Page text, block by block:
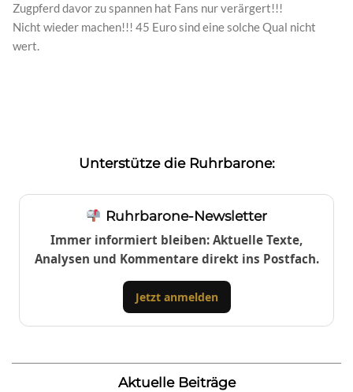
Zugpferd davor zu spannen hat Fans nur verärgert!!!
Nicht wieder machen!!! 45 Euro sind eine solche Qual nicht
wert.
Unterstütze die Ruhrbarone:
Ruhrbarone-Newsletter
Immer informiert bleiben: Aktuelle Texte,
Analysen und Kommentare direkt ins Postfach.
Jetzt anmelden
Aktuelle Beiträge